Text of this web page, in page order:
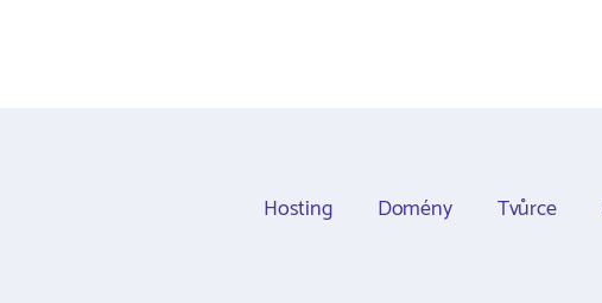
Hosting Domény Tvůrce